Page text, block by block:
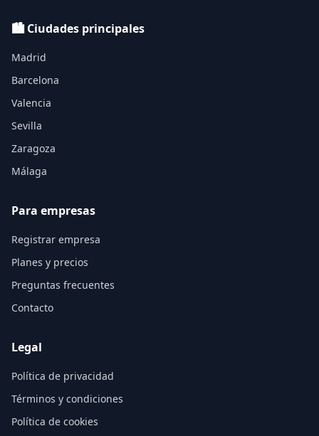
🏙️ Ciudades principales
Madrid
Barcelona
Valencia
Sevilla
Zaragoza
Málaga
Para empresas
Registrar empresa
Planes y precios
Preguntas frecuentes
Contacto
Legal
Política de privacidad
Términos y condiciones
Política de cookies